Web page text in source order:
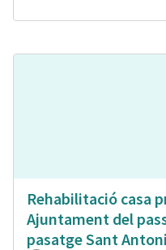
Rehabilitació casa
Ajuntament del
pasatge Sant Antoni